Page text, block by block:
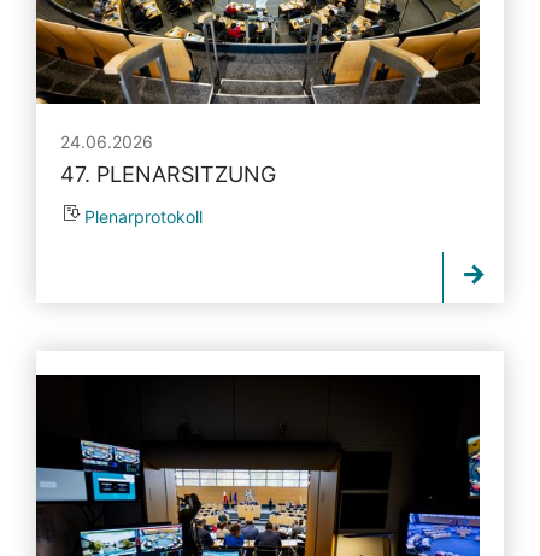
24.06.2026
47. PLENARSITZUNG
Plenarprotokoll